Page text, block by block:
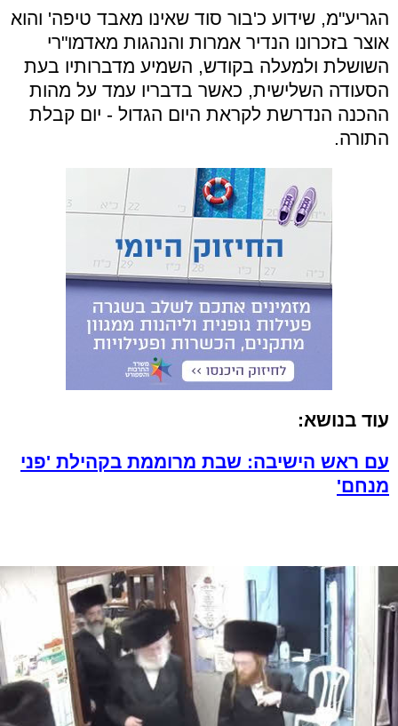
הגריע"מ, שידוע כ'בור סוד שאינו מאבד טיפה' והוא
אוצר בזכרונו הנדיר אמרות והנהגות מאדמו"רי
השושלת ולמעלה בקודש, השמיע מדברותיו בעת
הסעודה השלישית, כאשר בדבריו עמד על מהות
ההכנה הנדרשת לקראת היום הגדול - יום קבלת
התורה.
עוד בנושא:
עם ראש הישיבה: שבת מרוממת בקהילת 'פני
מנחם'